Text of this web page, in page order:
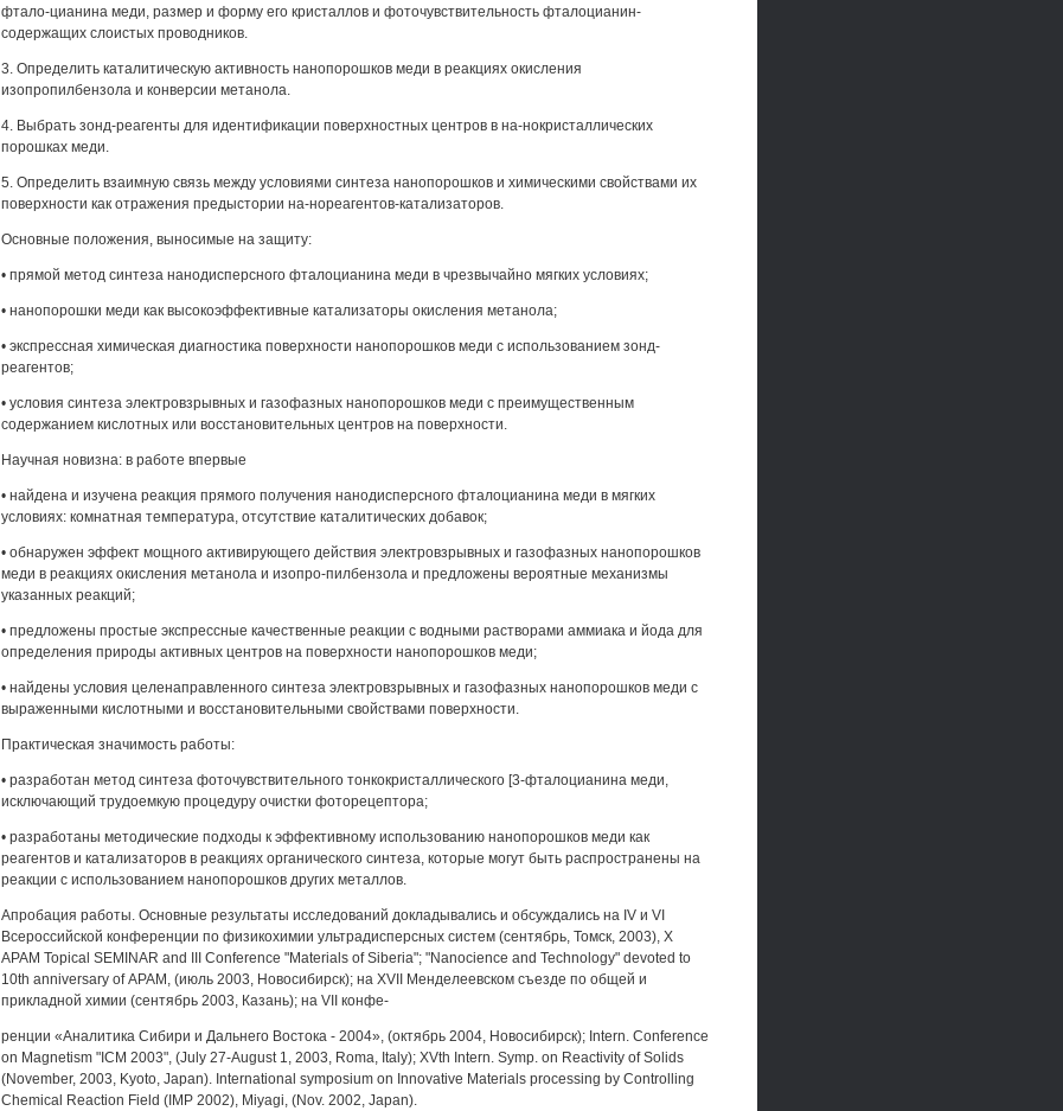
фтало-цианина меди, размер и форму его кристаллов и фоточувствительность фталоцианин-
содержащих слоистых проводников.
3. Определить каталитическую активность нанопорошков меди в реакциях окисления
изопропилбензола и конверсии метанола.
4. Выбрать зонд-реагенты для идентификации поверхностных центров в на-нокристаллических
порошках меди.
5. Определить взаимную связь между условиями синтеза нанопорошков и химическими свойствами их
поверхности как отражения предыстории на-нореагентов-катализаторов.
Основные положения, выносимые на защиту:
• прямой метод синтеза нанодисперсного фталоцианина меди в чрезвычайно мягких условиях;
• нанопорошки меди как высокоэффективные катализаторы окисления метанола;
• экспрессная химическая диагностика поверхности нанопорошков меди с использованием зонд-
реагентов;
• условия синтеза электровзрывных и газофазных нанопорошков меди с преимущественным
содержанием кислотных или восстановительных центров на поверхности.
Научная новизна: в работе впервые
• найдена и изучена реакция прямого получения нанодисперсного фталоцианина меди в мягких
условиях: комнатная температура, отсутствие каталитических добавок;
• обнаружен эффект мощного активирующего действия электровзрывных и газофазных нанопорошков
меди в реакциях окисления метанола и изопро-пилбензола и предложены вероятные механизмы
указанных реакций;
• предложены простые экспрессные качественные реакции с водными растворами аммиака и йода для
определения природы активных центров на поверхности нанопорошков меди;
• найдены условия целенаправленного синтеза электровзрывных и газофазных нанопорошков меди с
выраженными кислотными и восстановительными свойствами поверхности.
Практическая значимость работы:
• разработан метод синтеза фоточувствительного тонкокристаллического [3-фталоцианина меди,
исключающий трудоемкую процедуру очистки фоторецептора;
• разработаны методические подходы к эффективному использованию нанопорошков меди как
реагентов и катализаторов в реакциях органического синтеза, которые могут быть распространены на
реакции с использованием нанопорошков других металлов.
Апробация работы. Основные результаты исследований докладывались и обсуждались на IV и VI
Всероссийской конференции по физикохимии ультрадисперсных систем (сентябрь, Томск, 2003), X
АРАМ Topical SEMINAR and III Conference "Materials of Siberia"; "Nanocience and Technology" devoted to
10th anniversary of АРАМ, (июль 2003, Новосибирск); на XVII Менделеевском съезде по общей и
прикладной химии (сентябрь 2003, Казань); на VII конфе-
ренции «Аналитика Сибири и Дальнего Востока - 2004», (октябрь 2004, Новосибирск); Intern. Conference
on Magnetism "ICM 2003", (July 27-August 1, 2003, Roma, Italy); XVth Intern. Symp. on Reactivity of Solids
(November, 2003, Kyoto, Japan). International symposium on Innovative Materials processing by Controlling
Chemical Reaction Field (IMP 2002), Miyagi, (Nov. 2002, Japan).